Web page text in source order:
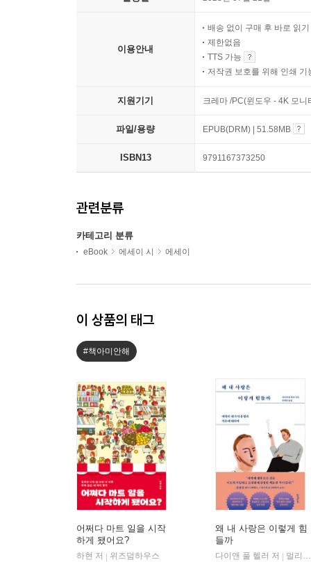
이용안내
배송 없이 구매 후 바로 읽기
제한없음
TTS 가능
저작권 보호를 위해 인쇄 기
지원기기 크레마 /PC(윈도우 - 4K 모
파일/용량 EPUB(DRM) | 51.58MB
ISBN13 9791167373250
관련분류
카테고리 분류
eBook 에세이 시 에세이
이 상품의 태그
#책아미안해
어쩌다 마트 일을 시작
하게 됐어요?
하현 저 | 위즈덤하우스
왜 내 사랑은 이렇게 힘
들까
다이앤 풀 헬러 저 | 멀리깊이